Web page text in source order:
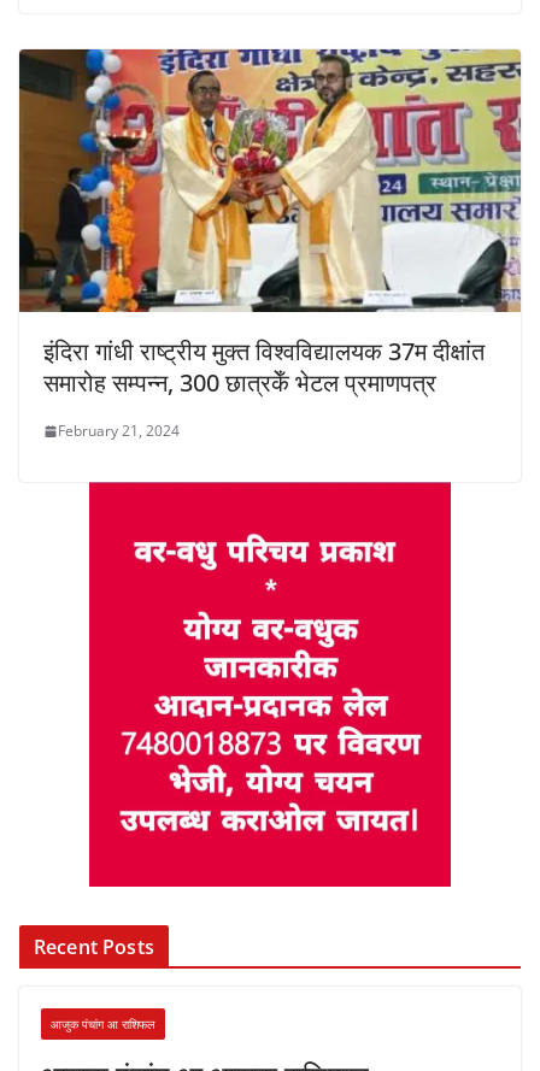
इंदिरा गांधी राष्ट्रीय मुक्त विश्वविद्यालयक 37म दीक्षांत
समारोह सम्पन्न, 300 छात्रकेँ भेटल प्रमाणपत्र
February 21, 2024
Recent Posts
आजुक पंचांग आ राशिफल